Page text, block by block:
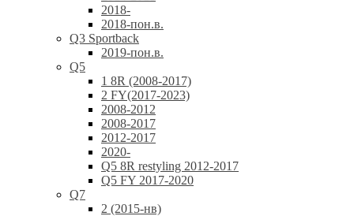
2018-
2018-пон.в.
Q3 Sportback
2019-пон.в.
Q5
1 8R (2008-2017)
2 FY(2017-2023)
2008-2012
2008-2017
2012-2017
2020-
Q5 8R restyling 2012-2017
Q5 FY 2017-2020
Q7
2 (2015-нв)